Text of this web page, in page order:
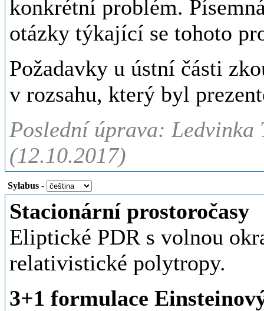
konkrétní problém.
otázky týkající se tohoto
Požadavky u ústní části
v rozsahu, který byl
Poslední úprava: Ledvinka
(12.10.2017)
Sylabus -
Stacionární prostoročasy
Eliptické PDR s volnou
relativistické polytropy.
3+1 formulace